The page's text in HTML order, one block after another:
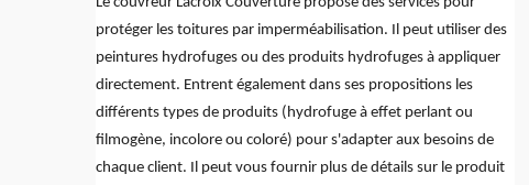
protéger les toitures par imperméabilisation. Il peut utiliser des
peintures hydrofuges ou des produits hydrofuges à appliquer
directement. Entrent également dans ses propositions les
différents types de produits (hydrofuge à effet perlant ou
filmogène, incolore ou coloré) pour s'adapter aux besoins de
chaque client. Il peut vous fournir plus de détails sur le produit